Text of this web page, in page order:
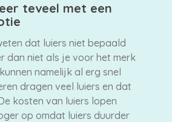
teveel met een
dat luiers niet bepaald
dan niet als je voor het merk
namelijk al erg snel
dragen veel luiers en dat
kosten van luiers lopen
op omdat luiers duurder